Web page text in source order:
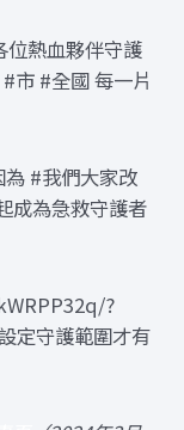
位熱血夥伴守護
市 #全國 每一片
為 #我們大家改
成為急救守護者
?
定守護範圍才有